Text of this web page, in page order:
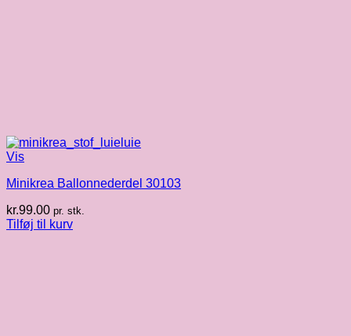
Vis
Minikrea Ballonnederdel 30103
kr.99.00 pr. stk.
Tilføj til kurv